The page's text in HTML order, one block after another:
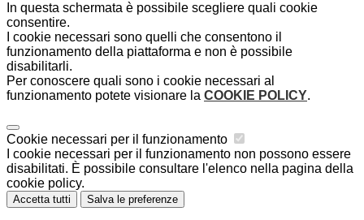
In questa schermata è possibile scegliere quali cookie
consentire.
I cookie necessari sono quelli che consentono il
funzionamento della piattaforma e non è possibile
disabilitarli.
Per conoscere quali sono i cookie necessari al
funzionamento potete visionare la COOKIE POLICY.
Cookie necessari per il funzionamento
I cookie necessari per il funzionamento non possono essere
disabilitati. È possibile consultare l'elenco nella pagina della
cookie policy.
Accetta tutti Salva le preferenze